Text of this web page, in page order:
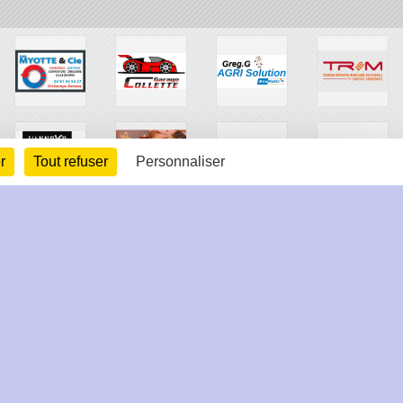
Tout refuser Personnaliser